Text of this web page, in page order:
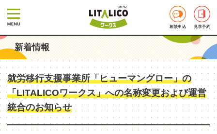
相談申込 見学予約
新着情報
就労移行支援事業所「ヒューマングロー」の
「LITALICOワークス」への名称変更および運営
統合のお知らせ